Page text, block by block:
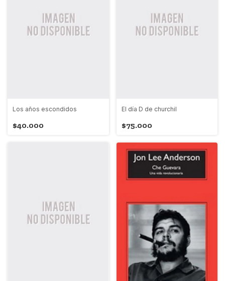
Los años escondidos
$40.000
El día D de churchil
$75.000